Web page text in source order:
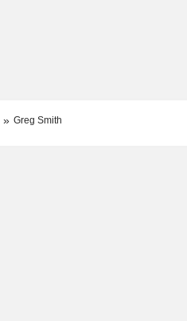
Greg Smith